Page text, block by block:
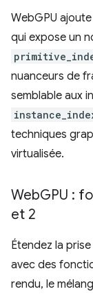
WebGPU
qui expose un
nuanceurs de
semblable aux
techniques
virtualisée.
WebGPU :
et 2
Étendez la
avec des
rendu, le